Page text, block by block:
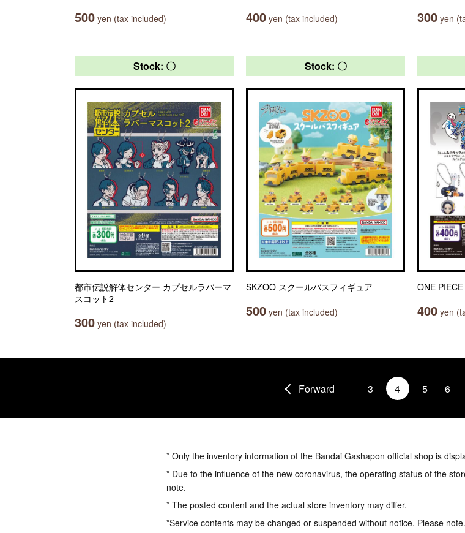
500 yen (tax included) 400 yen (tax included) 300 yen
Stock: 〇
都市伝説解体センター カプセルラバーマ
スコット2
300 yen (tax included)
Stock: 〇
SKZOO スクールバスフィギュア
500 yen (tax included)
ONE
400 yen
Forward 3 4 5 6
* Only the inventory information of the Bandai Gashapon official shop is
* Due to the influence of the new coronavirus, the operating status of the
note.
* The posted content and the actual store inventory may differ.
*Service contents may be changed or suspended without notice. Please note.